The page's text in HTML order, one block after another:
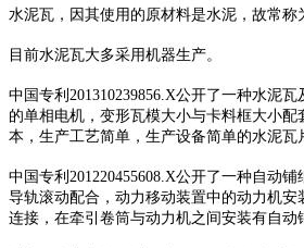
水泥瓦，因其使用的原材料是水泥，故常
目前水泥瓦大多采用机器生产。
中国专利201310239856.X公开了一种水泥
的单相电机，变形瓦模大小与卡料框大小
本，生产工艺简单，生产设备简单的水泥瓦
中国专利201220455608.X公开了一种自动
导轨滚动配合，动力移动装置中的动力机
连接，在牵引卷筒与动力机之间安装有自